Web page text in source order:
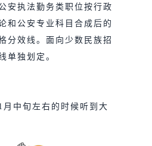
安执法勤务类职位按行政
和公安专业科目合成后的
分效线。面向少数民族招
单独划定。
月中旬左右的时候听到大